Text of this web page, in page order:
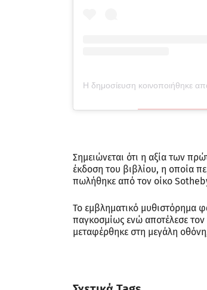
Σημειώνεται ότι η αξία των
έκδοση του βιβλίου, η οποία
πωλήθηκε από τον οίκο
Το εμβληματικό μυθιστόρημα
παγκοσμίως ενώ αποτέλεσε
μεταφέρθηκε στη μεγάλη